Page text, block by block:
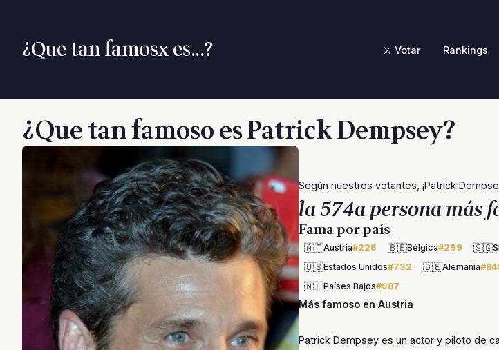
¿Que tan famosx es...? ⚔️ Votar Rankings
¿Que tan famoso es Patrick Dempsey?
Según nuestros votantes, ¡Patrick
la 574a persona más
Fama por país
🇦🇹Austria#226 🇧🇪Bélgica#299 🇸🇬
🇺🇸Estados Unidos#732 🇩🇪Alemania
🇳🇱Países Bajos#987
Más famoso en Austria
Patrick Dempsey es un actor y piloto de